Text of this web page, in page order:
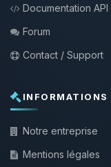
Documentation API
Forum
Contact / Support
INFORMATIONS
Notre entreprise
Mentions légales